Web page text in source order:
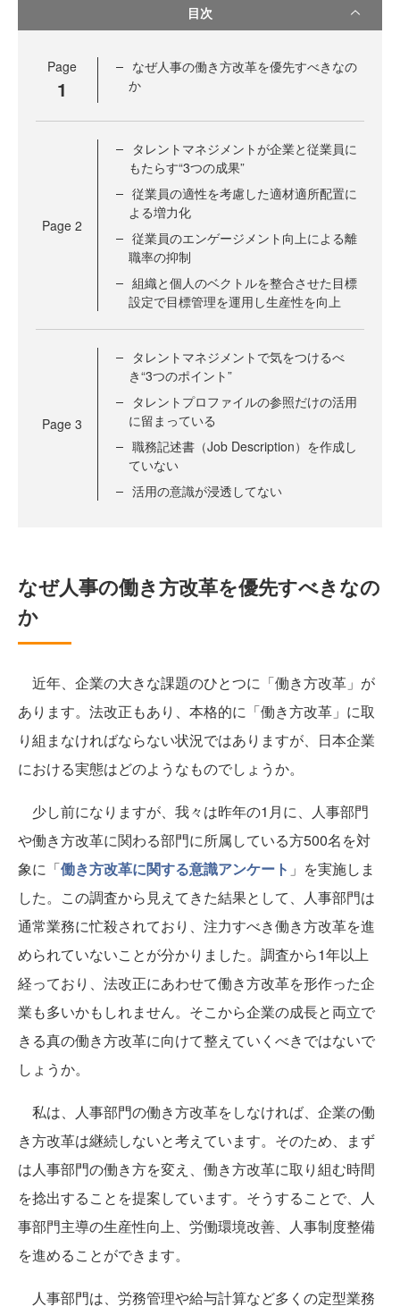
目次
Page
1
なぜ人事の働き方改革を優先すべきなの
か
Page 2
タレントマネジメントが企業と従業員に
もたらす“3つの成果”
従業員の適性を考慮した適材適所配置に
よる増力化
従業員のエンゲージメント向上による離
職率の抑制
組織と個人のベクトルを整合させた目標
設定で目標管理を運用し生産性を向上
Page 3
タレントマネジメントで気をつけるべ
き“3つのポイント”
タレントプロファイルの参照だけの活用
に留まっている
職務記述書（Job Description）を作成し
ていない
活用の意識が浸透してない
なぜ人事の働き方改革を優先すべきなの
か
近年、企業の大きな課題のひとつに「働き方改革」が
あります。法改正もあり、本格的に「働き方改革」に取
り組まなければならない状況ではありますが、日本企業
における実態はどのようなものでしょうか。
少し前になりますが、我々は昨年の1月に、人事部門
や働き方改革に関わる部門に所属している方500名を対
象に「働き方改革に関する意識アンケート 」を実施しま
した。この調査から見えてきた結果として、人事部門は
通常業務に忙殺されており、注力すべき働き方改革を進
められていないことが分かりました。調査から1年以上
経っており、法改正にあわせて働き方改革を形作った企
業も多いかもしれません。そこから企業の成長と両立で
きる真の働き方改革に向けて整えていくべきではないで
しょうか。
私は、人事部門の働き方改革をしなければ、企業の働
き方改革は継続しないと考えています。そのため、まず
は人事部門の働き方を変え、働き方改革に取り組む時間
を捻出することを提案しています。そうすることで、人
事部門主導の生産性向上、労働環境改善、人事制度整備
を進めることができます。
人事部門は、労務管理や給与計算など多くの定型業務